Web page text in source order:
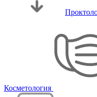
Косметология